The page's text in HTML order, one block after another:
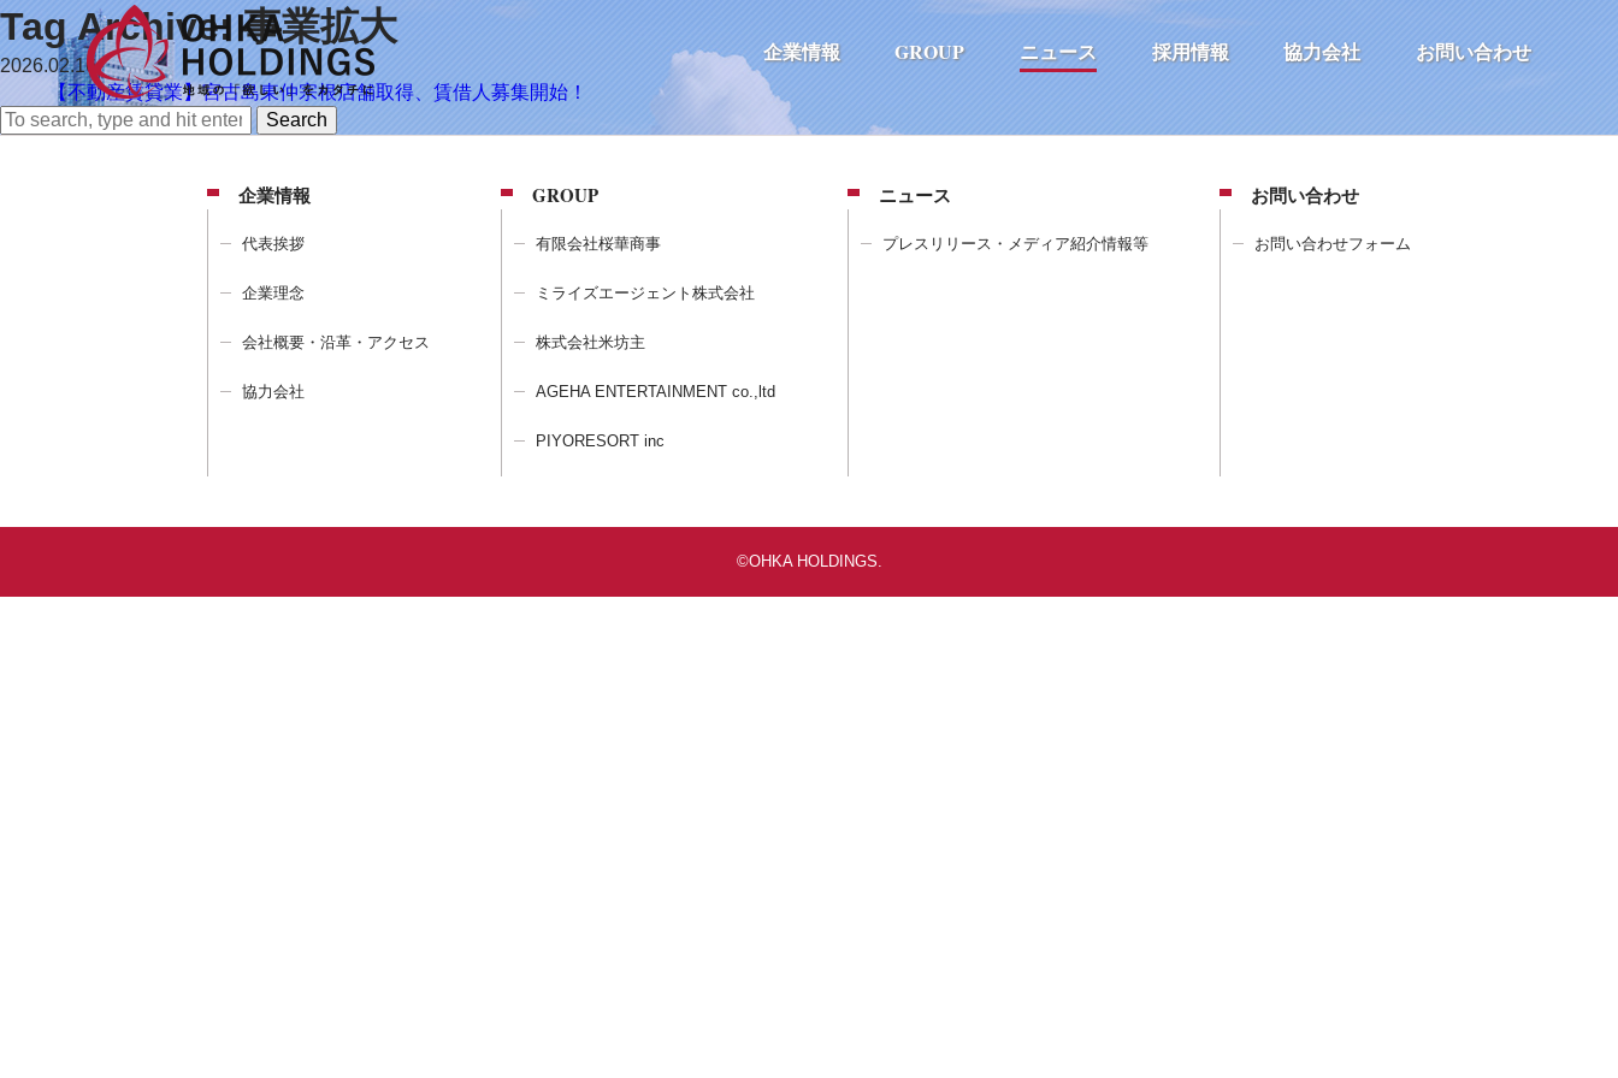
企業情報 GROUP ニュース 採用情報 協力会社 お問い合わせ
Tag Archive: 事業拡大
2026.02.16
【不動産賃貸業】宮古島東仲宗根店舗取得、賃借人募集開始！
Search
企業情報
代表挨拶
企業理念
会社概要・沿革・アクセス
協力会社
GROUP
有限会社桜華商事
ミライズエージェント株式会社
株式会社米坊主
AGEHA ENTERTAINMENT co.,ltd
PIYORESORT inc
ニュース
プレスリリース・メディア紹介情報等
お問い合わせ
お問い合わせフォーム
©OHKA HOLDINGS.